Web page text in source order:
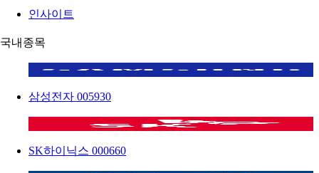
인사이트
국내종목
삼성전자 005930
SK하이닉스 000660